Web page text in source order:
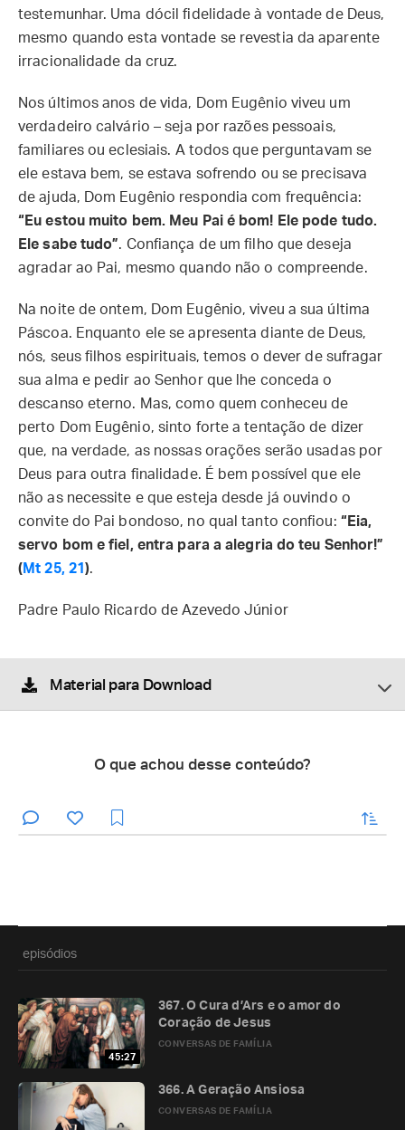
testemunhar. Uma dócil fidelidade à vontade de Deus,
mesmo quando esta vontade se revestia da aparente
irracionalidade da cruz.
Nos últimos anos de vida, Dom Eugênio viveu um
verdadeiro calvário – seja por razões pessoais,
familiares ou eclesiais. A todos que perguntavam se
ele estava bem, se estava sofrendo ou se precisava
de ajuda, Dom Eugênio respondia com frequência:
“Eu estou muito bem. Meu Pai é bom! Ele pode tudo.
Ele sabe tudo”. Confiança de um filho que deseja
agradar ao Pai, mesmo quando não o compreende.
Na noite de ontem, Dom Eugênio, viveu a sua última
Páscoa. Enquanto ele se apresenta diante de Deus,
nós, seus filhos espirituais, temos o dever de sufragar
sua alma e pedir ao Senhor que lhe conceda o
descanso eterno. Mas, como quem conheceu de
perto Dom Eugênio, sinto forte a tentação de dizer
que, na verdade, as nossas orações serão usadas por
Deus para outra finalidade. É bem possível que ele
não as necessite e que esteja desde já ouvindo o
convite do Pai bondoso, no qual tanto confiou: “Eia,
servo bom e fiel, entra para a alegria do teu Senhor!”
( Mt 25, 21).
Padre Paulo Ricardo de Azevedo Júnior
Material para Download
O que achou desse conteúdo?
enviar
episódios
45:27
CONVERSAS DE FAMÍLIA
367. O Cura d’Ars e o amor do
Coração de Jesus
CONVERSAS DE FAMÍLIA
366. A Geração Ansiosa